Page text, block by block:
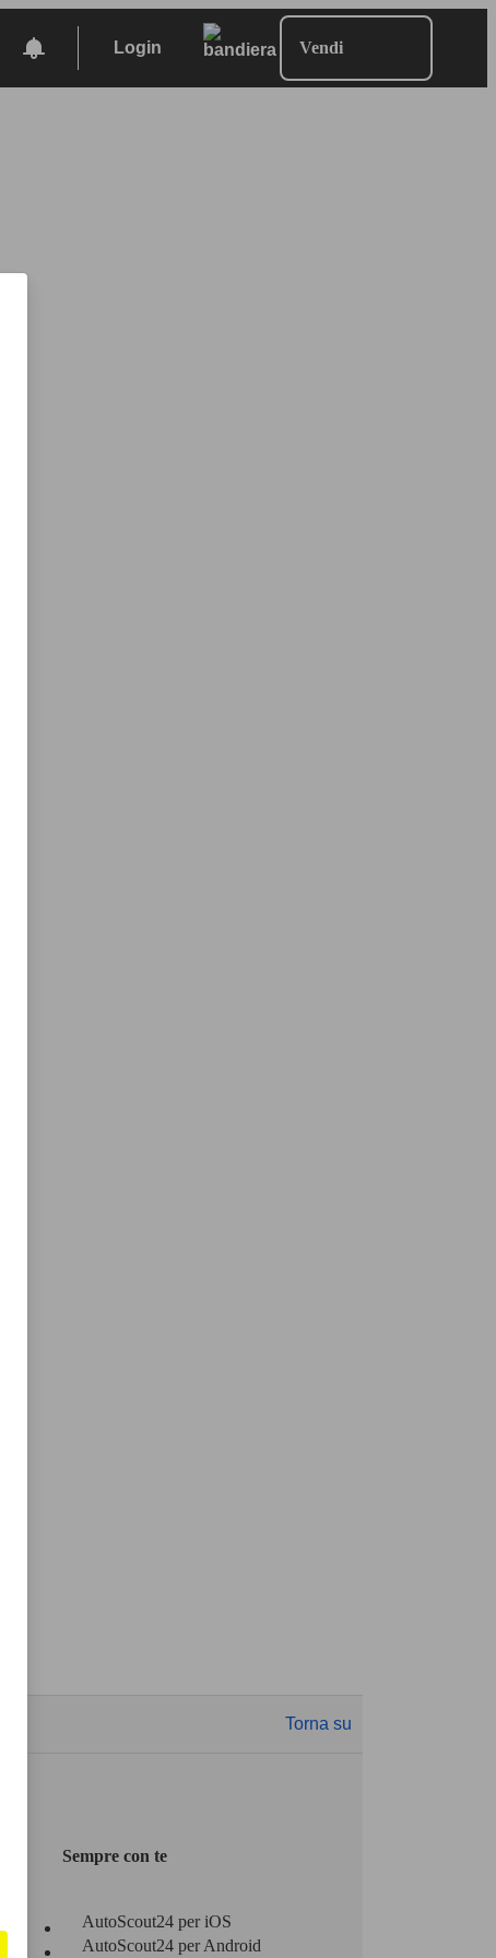
Login Vendi
Torna su
Sempre con te
AutoScout24 per iOS
AutoScout24 per Android